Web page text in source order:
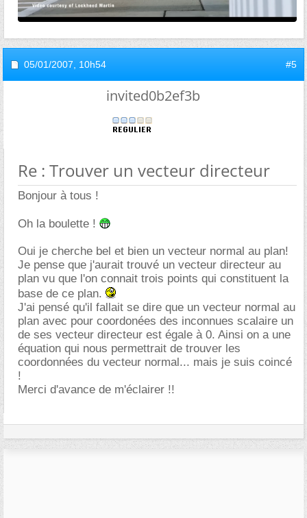
05/01/2007, 10h54 #5
invited0b2ef3b
Re : Trouver un vecteur directeur
Bonjour à tous !
Oh la boulette !
Oui je cherche bel et bien un vecteur normal au plan!
Je pense que j'aurait trouvé un vecteur directeur au
plan vu que l'on connait trois points qui constituent la
base de ce plan.
J'ai pensé qu'il fallait se dire que un vecteur normal au
plan avec pour coordonées des inconnues scalaire un
de ses vecteur directeur est égale à 0. Ainsi on a une
équation qui nous permettrait de trouver les
coordonnées du vecteur normal... mais je suis coincé
!
Merci d'avance de m'éclairer !!